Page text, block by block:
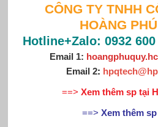
CÔNG TY TNHH
HOÀNG
Hotline+Zalo: 0932
Email 1:
Email 2:
==> Xem thêm sp tại
==> Xem thêm